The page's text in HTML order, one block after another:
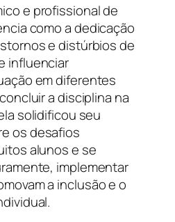
e profissional de
como a dedicação
e distúrbios de
influenciar
em diferentes
a disciplina na
solidificou seu
os desafios
alunos e se
implementar
a inclusão e o